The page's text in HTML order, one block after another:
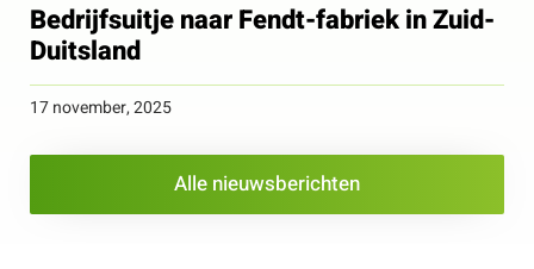
Bedrijfsuitje naar Fendt-fabriek in Zuid-
Duitsland
17 november, 2025
Alle nieuwsberichten